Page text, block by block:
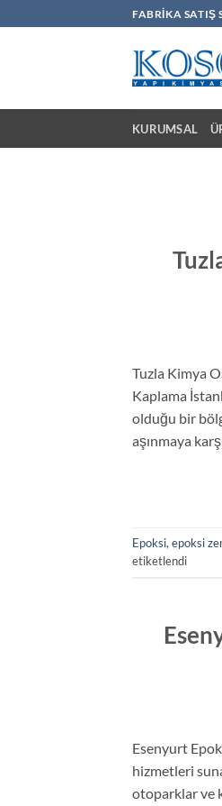
atla
FABRIKA SATIŞ
KURUMSAL
Tuzla Kimya
Kaplama
olduğu bir
aşınmaya
Epoksi, epoksi
etiketlendi
Esenyurt
hizmetleri
otoparklar ve